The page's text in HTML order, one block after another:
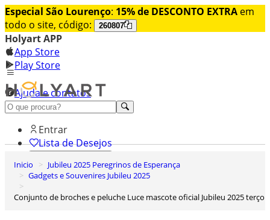
Especial São Lourenço: 15% de DESCONTO EXTRA em
todo o site, código:
260807
Holyart APP
App Store
Play Store
Ajuda e contatos
Conheça premium
Entrar
Lista de Desejos
0
Carrinho de Compras
Inicio
Jubileu 2025 Peregrinos de Esperança
Gadgets e Souvenires Jubileu 2025
Conjunto de broches e peluche Luce mascote oficial Jubileu 2025 terço